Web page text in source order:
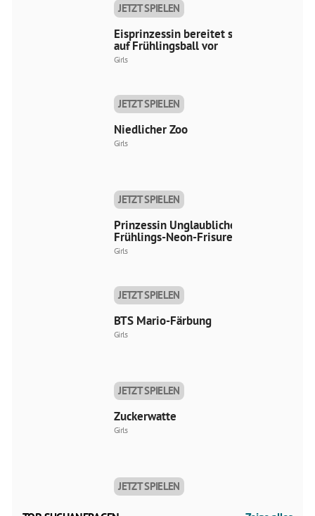
JETZT SPIELEN
Eisprinzessin bereitet sich
auf Frühlingsball vor
Girls
JETZT SPIELEN
Niedlicher Zoo
Girls
JETZT SPIELEN
Prinzessin Unglaubliche
Frühlings-Neon-Frisuren
Girls
JETZT SPIELEN
BTS Mario-Färbung
Girls
JETZT SPIELEN
Zuckerwatte
Girls
JETZT SPIELEN